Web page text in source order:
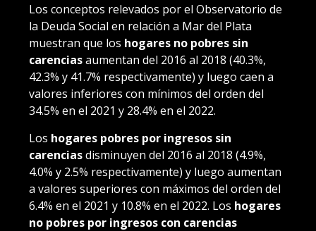
Los conceptos relevados por el Observatorio de
la Deuda Social en relación a Mar del Plata
muestran que los hogares no pobres sin
carenciasaumentan del 2016 al 2018 (40.3%,
42.3% y 41.7% respectivamente) y luego caen a
valores inferiores con mínimos del orden del
34.5% en el 2021 y 28.4% en el 2022.
Los hogares pobres por ingresos sin
carenciasdisminuyen del 2016 al 2018 (4.9%,
4.0% y 2.5% respectivamente) y luego aumentan
a valores superiores con máximos del orden del
6.4% en el 2021 y 10.8% en el 2022. Los hogares
no pobres por ingresos con carencias